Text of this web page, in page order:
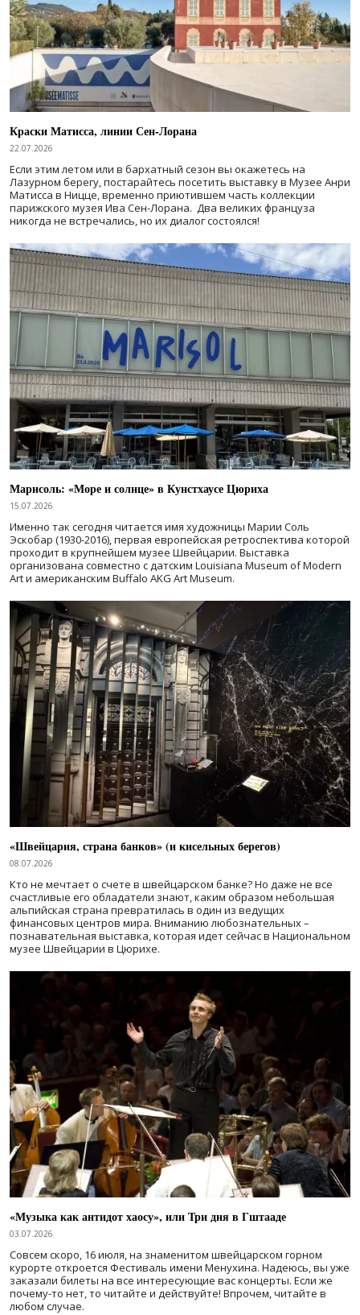
Краски Матисса, линии Сен-Лорана
22.07.2026
Если этим летом или в бархатный сезон вы окажетесь на
Лазурном берегу, постарайтесь посетить выставку в Музее Анри
Матисса в Ницце, временно приютившем часть коллекции
парижского музея Ива Сен-Лорана. Два великих француза
никогда не встречались, но их диалог состоялся!
Марисоль: «Море и солнце» в Кунстхаусе Цюриха
15.07.2026
Именно так сегодня читается имя художницы Марии Соль
Эскобар (1930-2016), первая европейская ретроспектива которой
проходит в крупнейшем музее Швейцарии. Выставка
организована совместно с датским Louisiana Museum of Modern
Art и американским Buffalo AKG Art Museum.
«Швейцария, страна банков» (и кисельных берегов)
08.07.2026
Кто не мечтает о счете в швейцарском банке? Но даже не все
счастливые его обладатели знают, каким образом небольшая
альпийская страна превратилась в один из ведущих
финансовых центров мира. Вниманию любознательных –
познавательная выставка, которая идет сейчас в Национальном
музее Швейцарии в Цюрихе.
«Музыка как антидот хаосу», или Три дня в Гштааде
03.07.2026
Совсем скоро, 16 июля, на знаменитом швейцарском горном
курорте откроется Фестиваль имени Менухина. Надеюсь, вы уже
заказали билеты на все интересующие вас концерты. Если же
почему-то нет, то читайте и действуйте! Впрочем, читайте в
любом случае.